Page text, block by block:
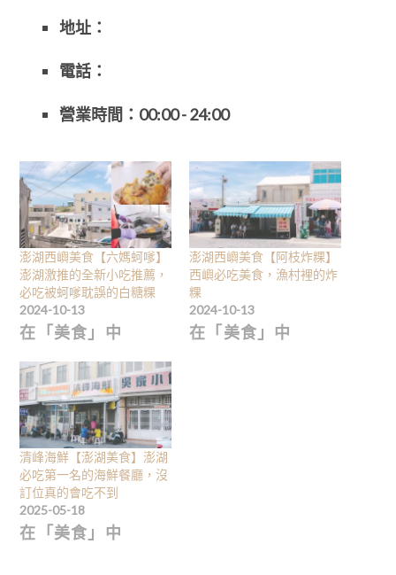
地址：
電話：
營業時間： 00:00 - 24:00
澎湖西嶼美食【六媽蚵嗲】
澎湖激推的全新小吃推薦，
必吃被蚵嗲耽誤的白糖粿
2024-10-13
在「美食」中
澎湖西嶼美食【阿枝炸粿】
西嶼必吃美食，漁村裡的炸
粿
2024-10-13
在「美食」中
清峰海鮮【澎湖美食】澎湖
必吃第一名的海鮮餐廳，沒
訂位真的會吃不到
2025-05-18
在「美食」中